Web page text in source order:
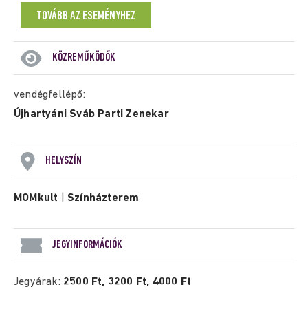
TOVÁBB AZ ESEMÉNYHEZ
KÖZREMŰKÖDŐK
vendégfellépő:
Újhartyáni Sváb Parti Zenekar
HELYSZÍN
MOMkult |Színházterem
JEGYINFORMÁCIÓK
Jegyárak: 2500 Ft, 3200 Ft, 4000 Ft